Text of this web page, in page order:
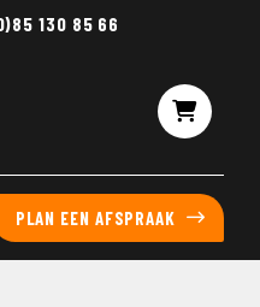
130 85 66
PLAN EEN AFSPRAAK